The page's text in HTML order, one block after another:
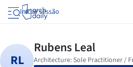
Iniciar sessão